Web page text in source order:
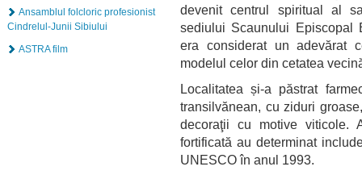
Ansamblul folcloric profesionist
Cindrelul-Junii Sibiului
ASTRA film
devenit centrul spiritual al
sediului Scaunului Episcopal
era considerat un adevărat
modelul celor din cetatea
Localitatea și-a păstrat
transilvănean, cu ziduri
decoraţii cu motive viticole.
fortificată au determinat
UNESCO în anul 1993.